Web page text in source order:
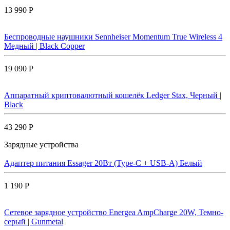
13 990 Р
Беспроводные наушники Sennheiser Momentum True Wireless 4
Медный | Black Copper
19 090 Р
Аппаратный криптовалютный кошелёк Ledger Stax, Черный |
Black
43 290 Р
Зарядные устройства
Адаптер питания Essager 20Вт (Type-C + USB-A) Белый
1 190 Р
Сетевое зарядное устройство Energea AmpCharge 20W, Темно-
серый | Gunmetal